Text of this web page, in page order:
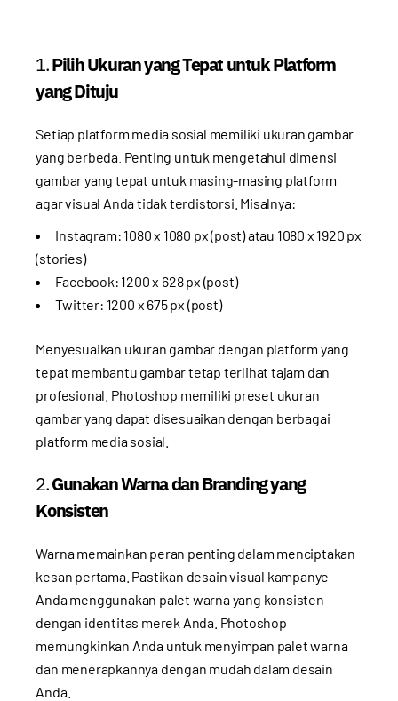
1.Pilih Ukuran yang Tepat untuk Platform
yang Dituju
Setiap platform media sosial memiliki ukuran gambar
yang berbeda. Penting untuk mengetahui dimensi
gambar yang tepat untuk masing-masing platform
agar visual Anda tidak terdistorsi. Misalnya:
Instagram: 1080 x 1080 px (post) atau 1080 x 1920 px
(stories)
Facebook: 1200 x 628 px (post)
Twitter: 1200 x 675 px (post)
Menyesuaikan ukuran gambar dengan platform yang
tepat membantu gambar tetap terlihat tajam dan
profesional. Photoshop memiliki preset ukuran
gambar yang dapat disesuaikan dengan berbagai
platform media sosial.
2.Gunakan Warna dan Branding yang
Konsisten
Warna memainkan peran penting dalam menciptakan
kesan pertama. Pastikan desain visual kampanye
Anda menggunakan palet warna yang konsisten
dengan identitas merek Anda. Photoshop
memungkinkan Anda untuk menyimpan palet warna
dan menerapkannya dengan mudah dalam desain
Anda.